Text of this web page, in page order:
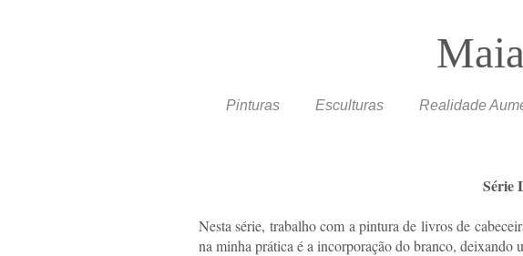
Pinturas Esculturas Realidade
Série
Nesta série, trabalho com a pintura de livros de
na minha prática é a incorporação do branco, deixando